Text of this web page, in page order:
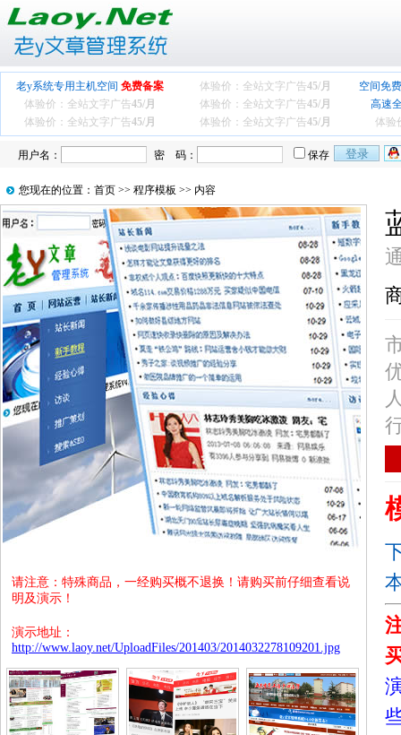
老y系统专用主机空间 免费备案 体验价：全站文字广告45/月
空间免
体验价：全站文字广告45/月 体验价：全站文字广告45/月
高速
体验价：全站文字广告45/月 体验价：全站文字广告45/月 体验
用户名： 密 码： 保存
您现在的位置： 首页 >> 程序模板 >> 内容
请注意：特殊商品，一经购买概不退换！请购买前仔细查看说
明及演示！
演示地址：
http://www.laoy.net/UploadFiles/201403/2014032278109201.jpg